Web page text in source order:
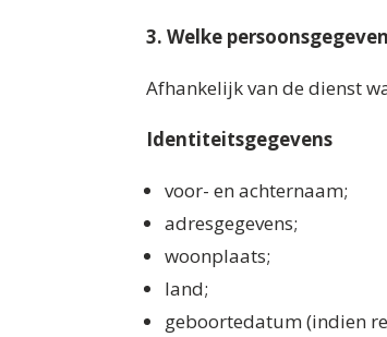
3. Welke
Afhankelijk van de dienst
Identiteitsgegevens
voor- en achternaam;
adresgegevens;
woonplaats;
land;
geboortedatum (indien